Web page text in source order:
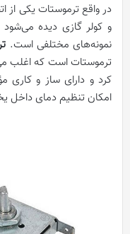
در واقع ترموستات یکی
و کولر گازی دیده
نمونه‌های مختلفی است.
ترموستات است که اغلب
کرد و دارای ساز و
امکان تنظیم دمای داخل